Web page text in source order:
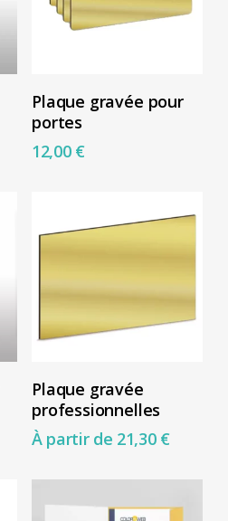
être
la
page
du
Choix Des Options
produit
a
peuvent
être
choisies
la
page
du
Plaque gravée pour
portes
12,00 €
Choix Des Options
produit
a
variations.
Les
Plaque gravée
professionnelles
À partir de 21,30 €